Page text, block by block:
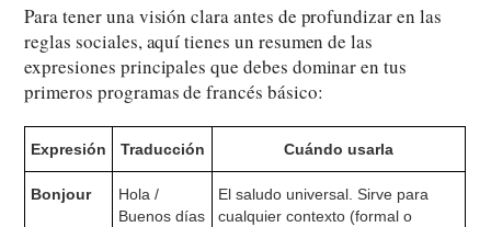
Para tener una visión clara antes de profundizar en las
reglas sociales, aquí tienes un resumen de las
expresiones principales que debes dominar en tus
primeros programas de francés básico:
Expresión Traducción Cuándo usarla
Bonjour
Hola /
Buenos días
El saludo universal. Sirve para
cualquier contexto (formal o